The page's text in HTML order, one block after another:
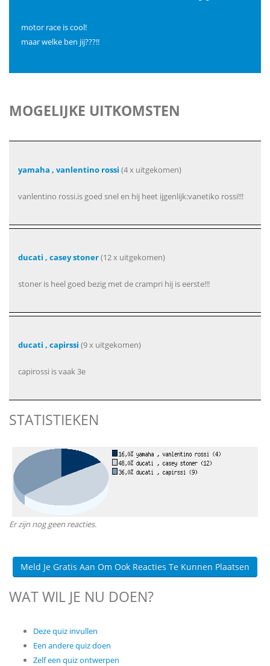
motor race is cool!
maar welke ben jij???!!
MOGELIJKE UITKOMSTEN
yamaha , vanlentino rossi (4 x uitgekomen)
vanlentino rossi.is goed snel en hij heet ijgenlijk:vanetiko rossi!!!
ducati , casey stoner(12 x uitgekomen)
stoner is heel goed bezig met de crampri hij is eerste!!!
ducati , capirssi (9 x uitgekomen)
capirossi is vaak 3e
STATISTIEKEN
Er zijn nog geen reacties.
Meld Je Gratis Aan Om Ook Reacties Te Kunnen Plaatsen
WAT WIL JE NU DOEN?
Deze quiz invullen
Een andere quiz doen
Zelf een quiz ontwerpen